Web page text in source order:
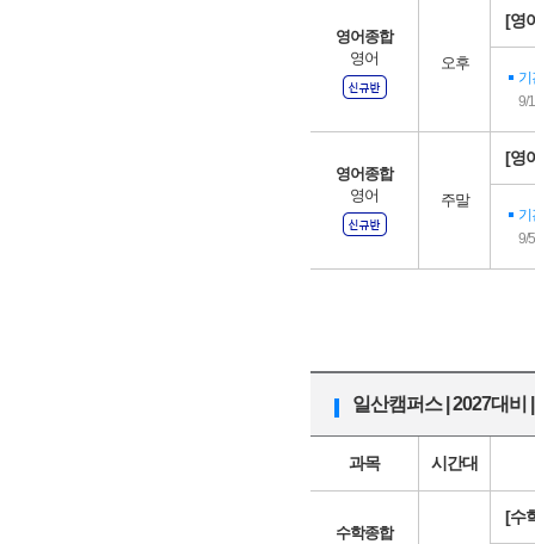
영어종합
영어
오후
[영
기
9/
영어종합
영어
주말
[영
기
9/
일산캠퍼스 | 2027대비
과목 시간대
수학종합
[수